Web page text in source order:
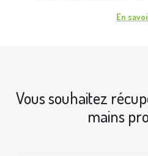
En
Vous souhaitez
mains